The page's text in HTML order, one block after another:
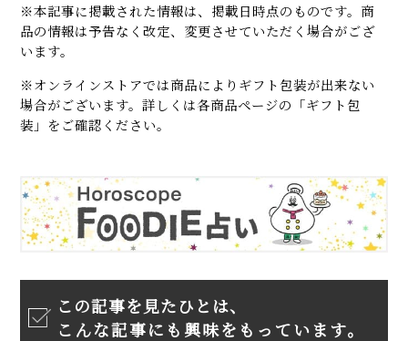
※本記事に掲載された情報は、掲載日時点のものです。商
品の情報は予告なく改定、変更させていただく場合がござ
います。
※オンラインストアでは商品によりギフト包装が出来ない
場合がございます。詳しくは各商品ページの「ギフト包
装」をご確認ください。
この記事を見たひとは、
こんな記事にも興味をもっています。